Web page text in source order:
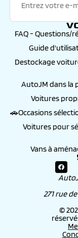
FAQ - Questions/
Guide
Destockage
AutoJM dans la
Voitures
🚗Occasions
Voitures pour
Vans à
271 rue
©